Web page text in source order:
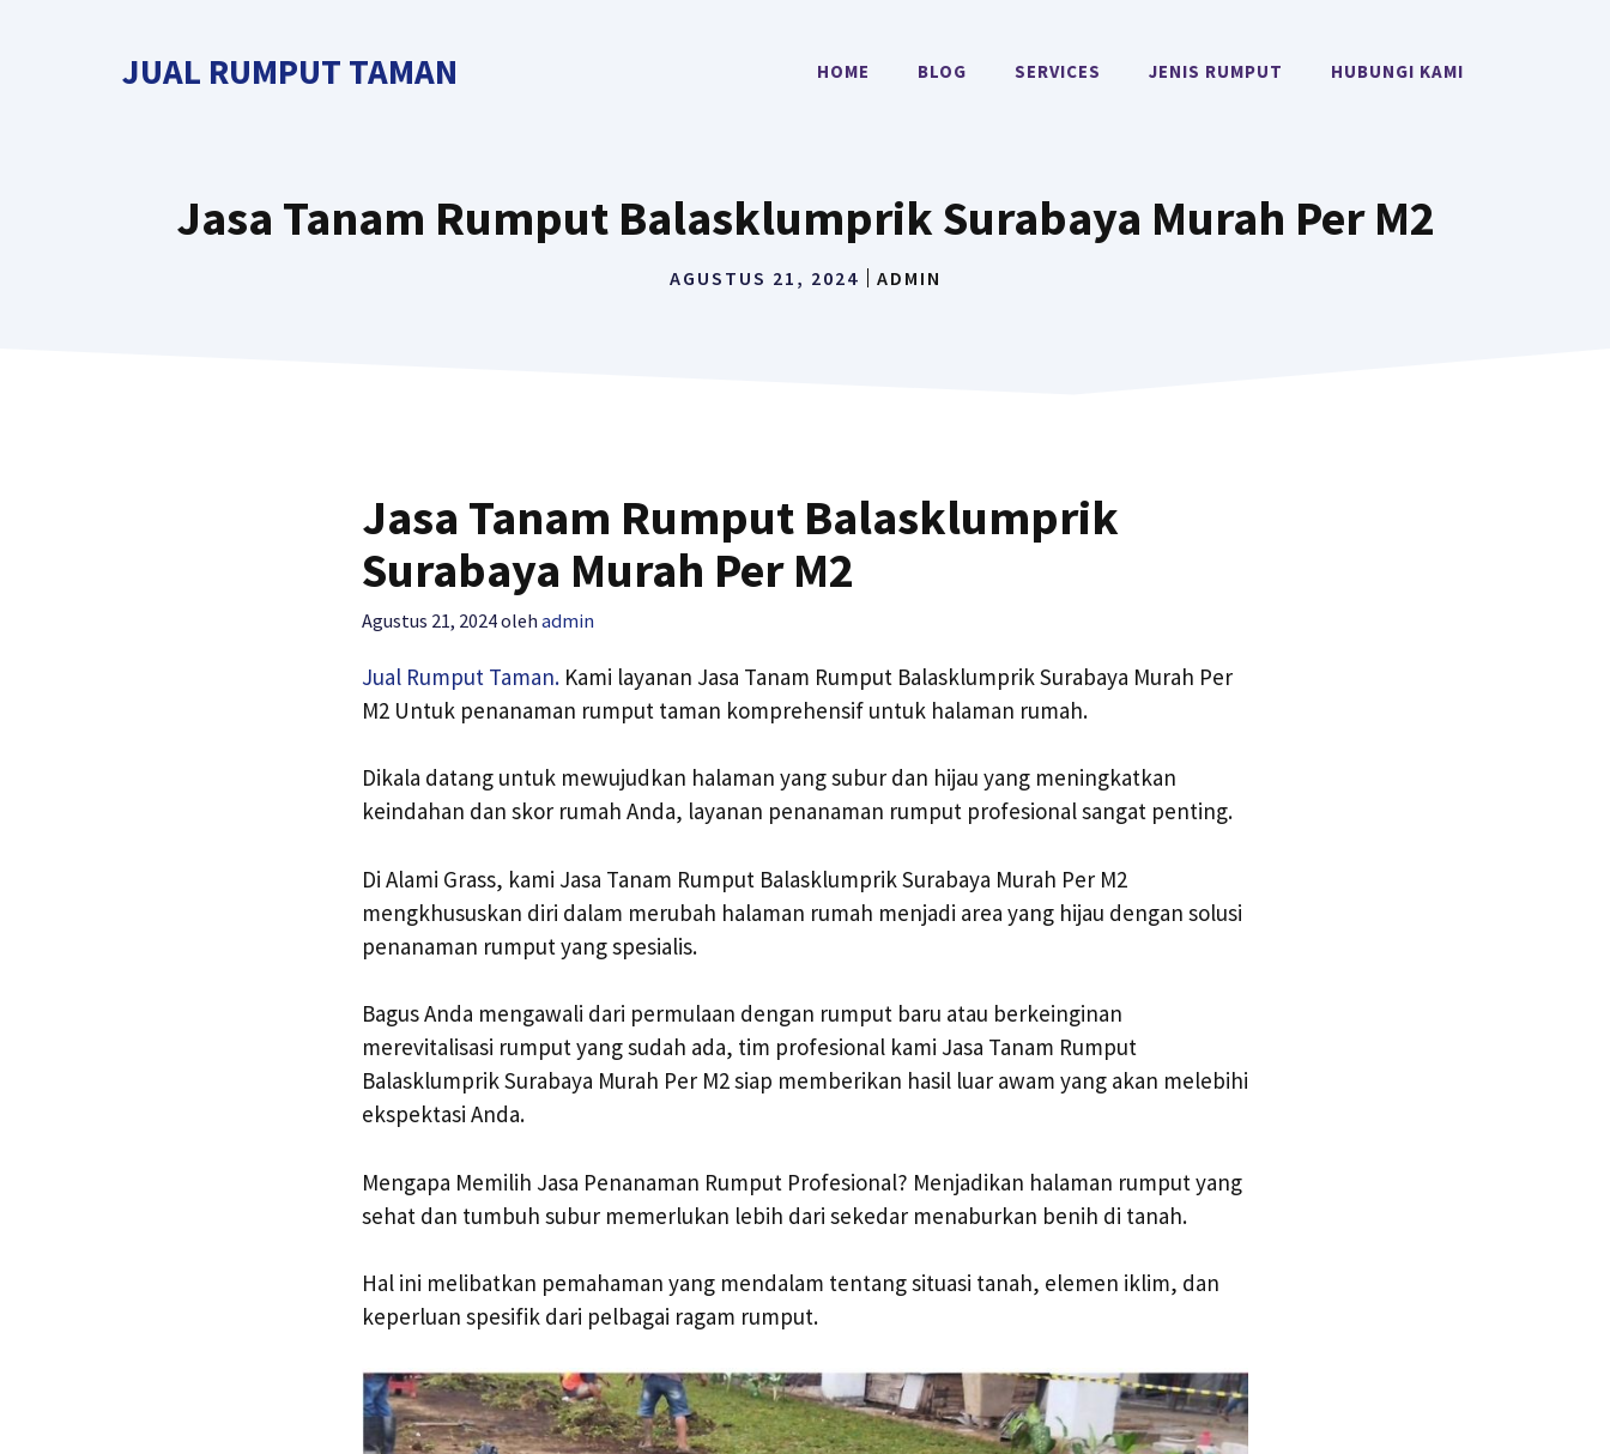
JUAL RUMPUT TAMAN HOME BLOG SERVICES JENIS RUMPUT HUBUNGI KAMI
Jasa Tanam Rumput Balasklumprik Surabaya Murah Per M2
AGUSTUS 21, 2024 ADMIN
Jasa Tanam Rumput Balasklumprik
Surabaya Murah Per M2
Agustus 21, 2024oleh admin
Jual Rumput Taman. Kami layanan Jasa Tanam Rumput Balasklumprik Surabaya Murah Per
M2 Untuk penanaman rumput taman komprehensif untuk halaman rumah.
Dikala datang untuk mewujudkan halaman yang subur dan hijau yang meningkatkan
keindahan dan skor rumah Anda, layanan penanaman rumput profesional sangat penting.
Di Alami Grass, kami Jasa Tanam Rumput Balasklumprik Surabaya Murah Per M2
mengkhususkan diri dalam merubah halaman rumah menjadi area yang hijau dengan solusi
penanaman rumput yang spesialis.
Bagus Anda mengawali dari permulaan dengan rumput baru atau berkeinginan
merevitalisasi rumput yang sudah ada, tim profesional kami Jasa Tanam Rumput
Balasklumprik Surabaya Murah Per M2 siap memberikan hasil luar awam yang akan melebihi
ekspektasi Anda.
Mengapa Memilih Jasa Penanaman Rumput Profesional? Menjadikan halaman rumput yang
sehat dan tumbuh subur memerlukan lebih dari sekedar menaburkan benih di tanah.
Hal ini melibatkan pemahaman yang mendalam tentang situasi tanah, elemen iklim, dan
keperluan spesifik dari pelbagai ragam rumput.